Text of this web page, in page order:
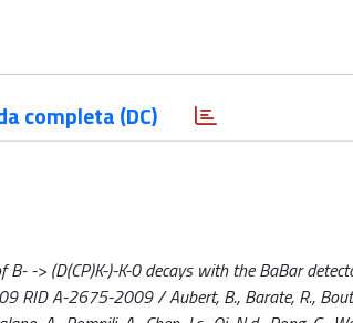
completa (DC)
-> (D(CP)K-)-K-0 decays with the BaBar
A-2675-2009 / Aubert, B., Barate, R.,